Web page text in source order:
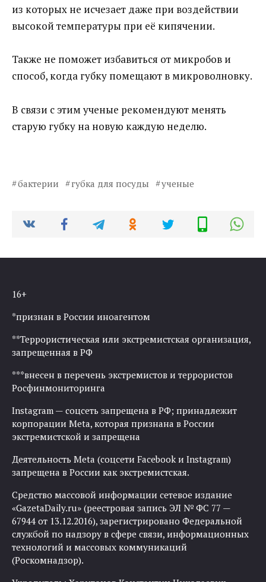
из которых не исчезает даже при воздействии
высокой температуры при её кипячении.
Также не поможет избавиться от микробов и
способ, когда губку помещают в микроволновку.
В связи с этим ученые рекомендуют менять
старую губку на новую каждую неделю.
бактерии губка для посуды ученые
16+
*признан в России иноагентом
**Террористическая или экстремистская организация,
запрещенная в РФ
***внесен в перечень экстремистов и террористов
Росфинмониторинга
Instagram — соцсеть запрещена в РФ; принадлежит
корпорации Meta, которая признана в России
экстремистской и запрещена
Деятельность Meta (соцсети Facebook и Instagram)
запрещена в России как экстремистская.
Средство массовой информации сетевое издание
«GazetaDaily.ru» (реестровая запись ЭЛ № ФС 77 —
67944 от 13.12.2016), зарегистрировано Федеральной
службой по надзору в сфере связи, информационных
технологий и массовых коммуникаций
(Роскомнадзор).